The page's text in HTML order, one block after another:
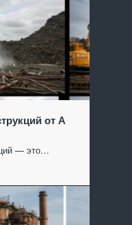
от А
— это…